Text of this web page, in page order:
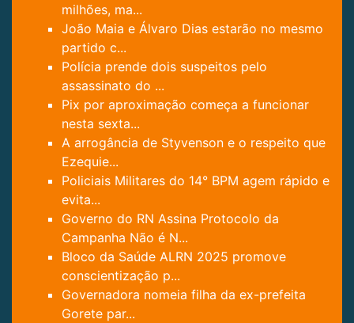
milhões, ma...
João Maia e Álvaro Dias estarão no mesmo
partido c...
Polícia prende dois suspeitos pelo
assassinato do ...
Pix por aproximação começa a funcionar
nesta sexta...
A arrogância de Styvenson e o respeito que
Ezequie...
Policiais Militares do 14° BPM agem rápido e
evita...
Governo do RN Assina Protocolo da
Campanha Não é N...
Bloco da Saúde ALRN 2025 promove
conscientização p...
Governadora nomeia filha da ex-prefeita
Gorete par...